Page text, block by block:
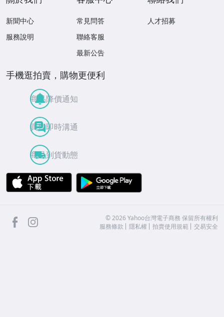
新聞中心
服務說明
常見問答
聯絡客服
最新公告
人才招募
手機逛拍賣，購物更便利
商品降價通知
買賣即時溝通
商品到貨動態
APP Store
facebook ©2026 Yahoo台灣電子商務 保留所有權利
服務條款
隱私權 拍賣使用規範 交易安全